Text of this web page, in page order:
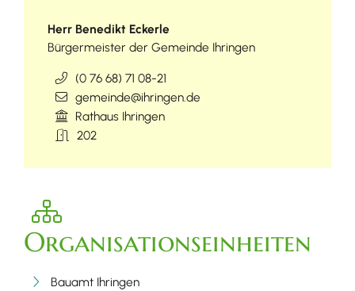
Herr Benedikt Eckerle
Bürgermeister der Gemeinde Ihringen
(0 76 68) 71 08-21
gemeinde@ihringen.de
Rathaus Ihringen
202
Organisationseinheiten
Bauamt Ihringen